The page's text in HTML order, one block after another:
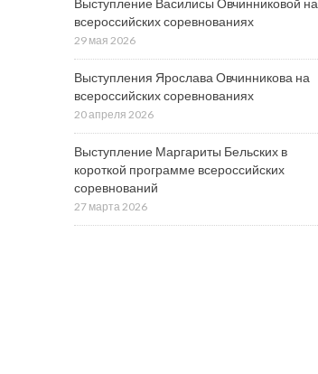
Выступление Василисы Овчинниковой на
всероссийских соревнованиях
29 мая 2026
Выступления Ярослава Овчинникова на
всероссийских соревнованиях
20 апреля 2026
Выступление Маргариты Бельских в
короткой программе всероссийских
соревнований
27 марта 2026